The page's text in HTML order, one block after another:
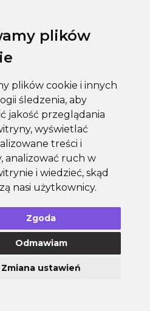
plików
plików cookie i innych
śledzenia, aby
jakość przeglądania
wyświetlać
treści i
analizować ruch w
i wiedzieć, skąd
nasi użytkownicy.
Zgoda
Odmawiam
Zmiana ustawień